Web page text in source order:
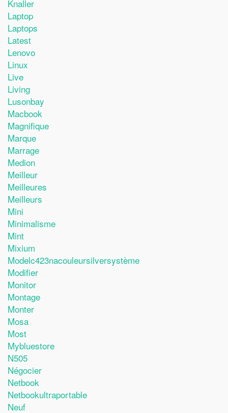
Knaller
Laptop
Laptops
Latest
Lenovo
Linux
Live
Living
Lusonbay
Macbook
Magnifique
Marque
Marrage
Medion
Meilleur
Meilleures
Meilleurs
Mini
Minimalisme
Mint
Mixium
Modelc423nacouleursilversystème
Modifier
Monitor
Montage
Monter
Mosa
Most
Mybluestore
N505
Négocier
Netbook
Netbookultraportable
Neuf